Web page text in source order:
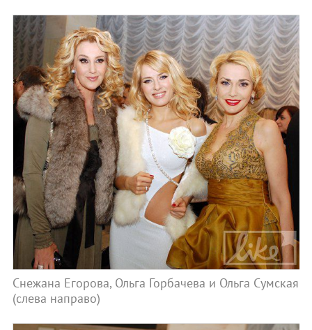
Снежана Егорова, Ольга Горбачева и Ольга Сумская
(слева направо)